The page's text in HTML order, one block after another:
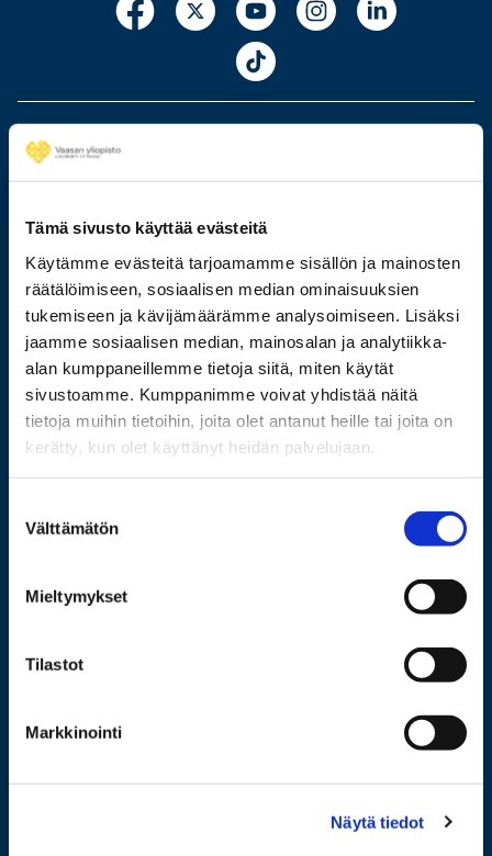
Tämä sivusto käyttää evästeitä
Käytämme evästeitä tarjoamamme sisällön ja mainosten
räätälöimiseen, sosiaalisen median ominaisuuksien
tukemiseen ja kävijämäärämme analysoimiseen. Lisäksi
jaamme sosiaalisen median, mainosalan ja analytiikka-
alan kumppaneillemme tietoja siitä, miten käytät
sivustoamme. Kumppanimme voivat yhdistää näitä
tietoja muihin tietoihin, joita olet antanut heille tai joita on
kerätty, kun olet käyttänyt heidän palvelujaan.
valinta
Välttämätön
Mieltymykset
Tilastot
Markkinointi
Näytä tiedot
Wolffintie 32
65101 Vaasa
Lisää yhteystietoja
Opiskelijaksi
Tutkimus
Laskutusosoite